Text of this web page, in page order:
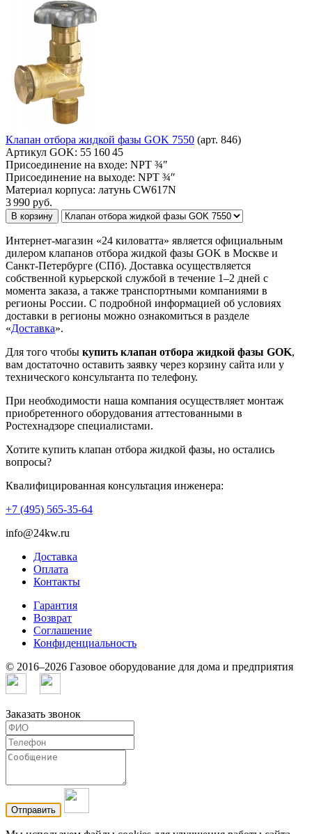
Клапан отбора жидкой фазы GOK 7550 (арт. 846)
Артикул GOK: 55 160 45
Присоединение на входе: NPT ¾″
Присоединение на выходе: NPT ¾″
Материал корпуса: латунь CW617N
3 990 руб.
В корзину
Интернет-магазин «24 киловатта» является официальным
дилером клапанов отбора жидкой фазы GOK в Москве и
Санкт-Петербурге (СПб). Доставка осуществляется
собственной курьерской службой в течение 1–2 дней с
момента заказа, а также транспортными компаниями в
регионы России. С подробной информацией об условиях
доставки в регионы можно ознакомиться в разделе
«Доставка».
Для того чтобы купить клапан отбора жидкой фазы GOK,
вам достаточно оставить заявку через корзину сайта или у
технического консультанта по телефону.
При необходимости наша компания осуществляет монтаж
приобретенного оборудования аттестованными в
Ростехнадзоре специалистами.
Хотите купить клапан отбора жидкой фазы, но остались
вопросы?
Квалифицированная консультация инженера:
+7 (495) 565-35-64
info@24kw.ru
Доставка
Оплата
Контакты
Гарантия
Возврат
Cоглашение
Конфиденциальность
© 2016–2026 Газовое оборудование для дома и предприятия
Заказать звонок